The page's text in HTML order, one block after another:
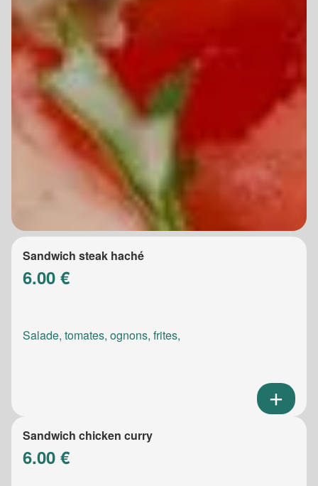
Sandwich steak haché
6.00 €
Salade, tomates, ognons, frites,
Sandwich chicken curry
6.00 €